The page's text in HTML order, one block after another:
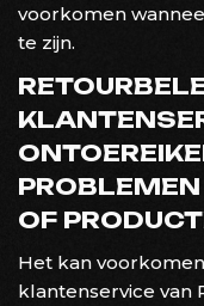
voorkomen
te zijn.
OF
Het kan
klantenservice van